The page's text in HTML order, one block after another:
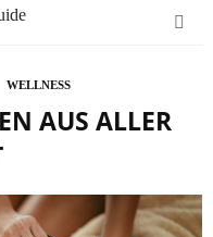
WELLNESS
AUS ALLER